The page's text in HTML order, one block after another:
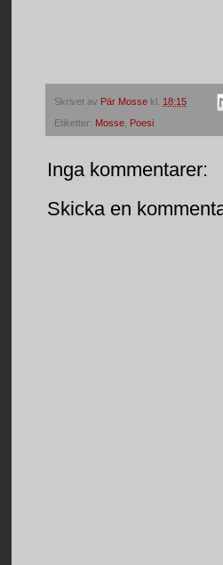
Skrivet av Pär Mosse kl. 18:15
Etiketter: Mosse Poesi
Inga kommentarer:
Skicka en